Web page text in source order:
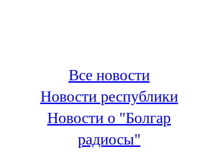
100,3 FM
Зәй
106,6 FM
Кадыбаш
105,2 FM
Все новости
Новости республики
Новости о "Болгар
радиосы"